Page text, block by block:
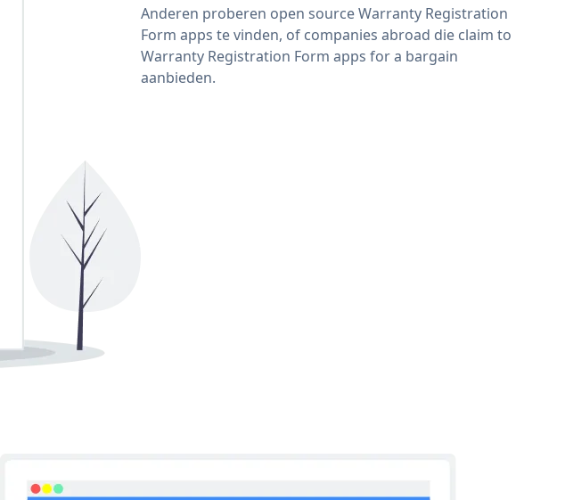
Anderen proberen open source Warranty Registration
Form apps te vinden, of companies abroad die claim to
Warranty Registration Form apps for a bargain
aanbieden.